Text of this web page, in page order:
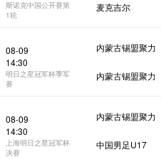
斯诺克中国公开赛第
1轮
麦克吉尔
08-09
14:30
明日之星冠军杯季军
赛
内蒙古锡盟聚力
内蒙古锡盟聚力
08-09
14:30
上海明日之星冠军杯
决赛
内蒙古锡盟聚力
中国男足U17